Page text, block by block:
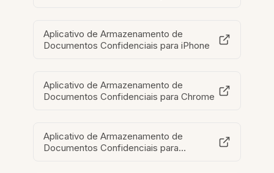
Aplicativo de Armazenamento de
Documentos Confidenciais para iPhone
Aplicativo de Armazenamento de
Documentos Confidenciais para Chrome
Aplicativo de Armazenamento de
Documentos Confidenciais para